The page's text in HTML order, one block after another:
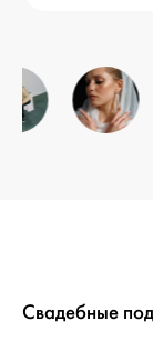
Свадебные